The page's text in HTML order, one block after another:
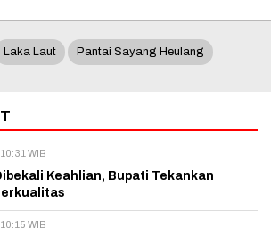
Laka Laut Pantai Sayang Heulang
WIB
Keahlian, Bupati Tekankan
WIB